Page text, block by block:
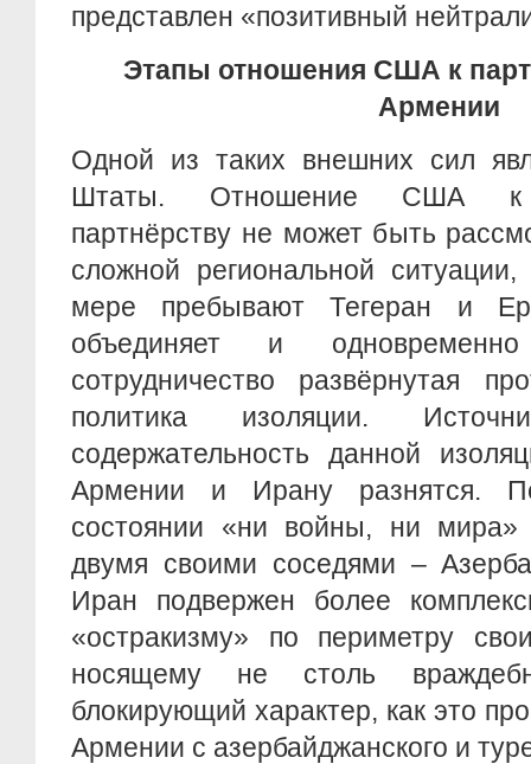
представлен «позитивный
Этапы отношения США к
Армении
Одной из таких внешних сил
Штаты. Отношение США к
партнёрству не может быть
сложной региональной
мере пребывают Тегеран и
объединяет и
сотрудничество развёрнутая
политика изоляции.
содержательность данной
Армении и Ирану разнятся.
состоянии «ни войны, ни мира»
двумя своими соседями –
Иран подвержен более
«остракизму» по периметру
носящему не столь
блокирующий характер, как это
Армении с азербайджанского и